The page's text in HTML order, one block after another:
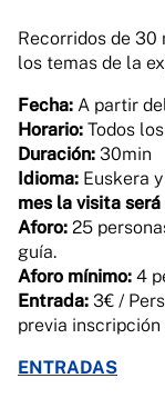
Recorridos de 30
los temas de la
Fecha: A partir
Horario: Todos
Duración: 30min
Idioma: Euskera
mes la visita
Aforo: 25
guía.
Aforo mínimo: 4
Entrada: 3€ /
previa
ENTRADAS